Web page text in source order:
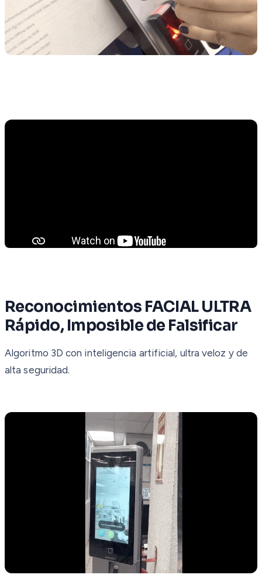
Reconocimientos FACIAL ULTRA
Rápido, Imposible de Falsificar
Algoritmo 3D con inteligencia artificial, ultra veloz y de
alta seguridad.